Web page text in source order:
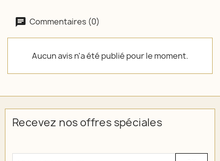
Commentaires (0)
Aucun avis n'a été publié pour le moment.
Recevez nos offres spéciales